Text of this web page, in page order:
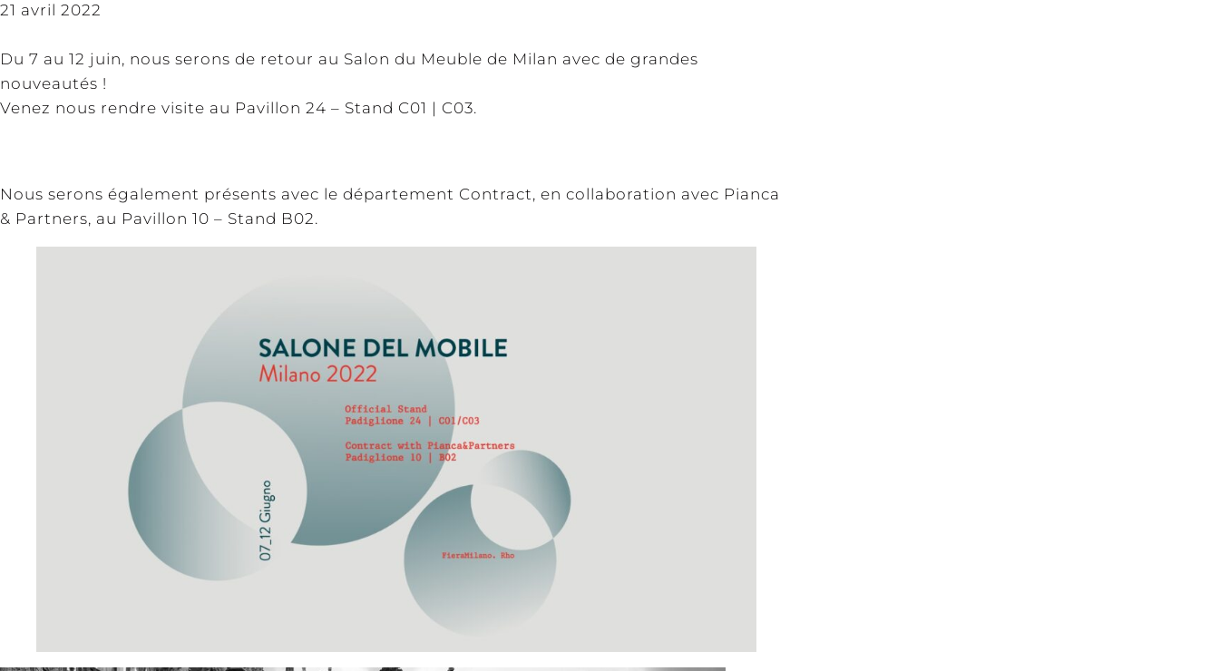
21 avril 2022
Du 7 au 12 juin, nous serons de retour au Salon du Meuble de Milan avec de grandes
nouveautés !
Venez nous rendre visite au Pavillon 24 – Stand C01 | C03.
Nous serons également présents avec le département Contract, en collaboration avec Pianca
& Partners, au Pavillon 10 – Stand B02.